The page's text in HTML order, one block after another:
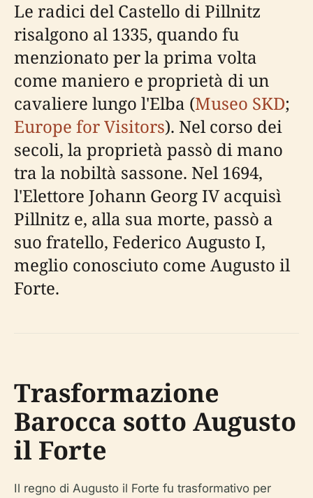
Le radici del Castello di Pillnitz
risalgono al 1335, quando fu
menzionato per la prima volta
come maniero e proprietà di un
cavaliere lungo l'Elba (Museo SKD;
Europe for Visitors). Nel corso dei
secoli, la proprietà passò di mano
tra la nobiltà sassone. Nel 1694,
l'Elettore Johann Georg IV acquisì
Pillnitz e, alla sua morte, passò a
suo fratello, Federico Augusto I,
meglio conosciuto come Augusto il
Forte.
Trasformazione
Barocca sotto Augusto
il Forte
Il regno di Augusto il Forte fu trasformativo per